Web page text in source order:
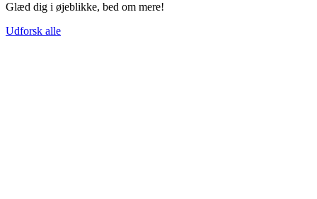
Glæd dig i øjeblikke, bed om mere!
Udforsk alle